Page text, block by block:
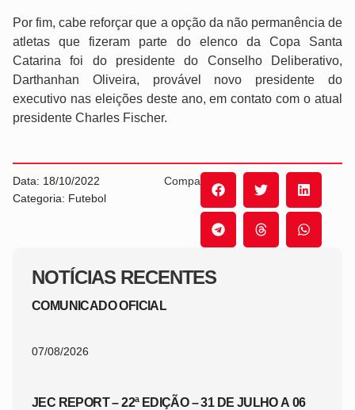
NOTÍCIAS RECENTES
COMUNICADO OFICIAL
07/08/2026
JEC REPORT – 22ª EDIÇÃO – 31 DE JULHO A 06
Por fim, cabe reforçar que a opção da não permanência de
atletas que fizeram parte do elenco da Copa Santa
Catarina foi do presidente do Conselho Deliberativo,
Darthanhan Oliveira, provável novo presidente do
executivo nas eleições deste ano, em contato com o atual
presidente Charles Fischer.
Data: 18/10/2022
Categoria: Futebol
Compartilhe: